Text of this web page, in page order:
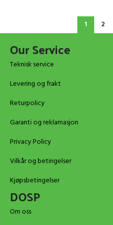
1 2
Our Service
Teknisk service
Levering og frakt
Returpolicy
Garanti og reklamasjon
Privacy Policy
Vilkår og betingelser
Kjøpsbetingelser
DOSP
Om oss